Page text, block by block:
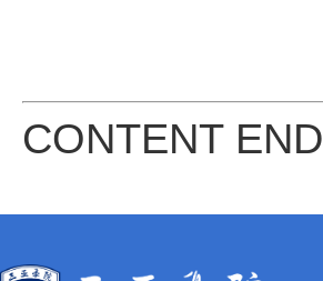
CONTENT END